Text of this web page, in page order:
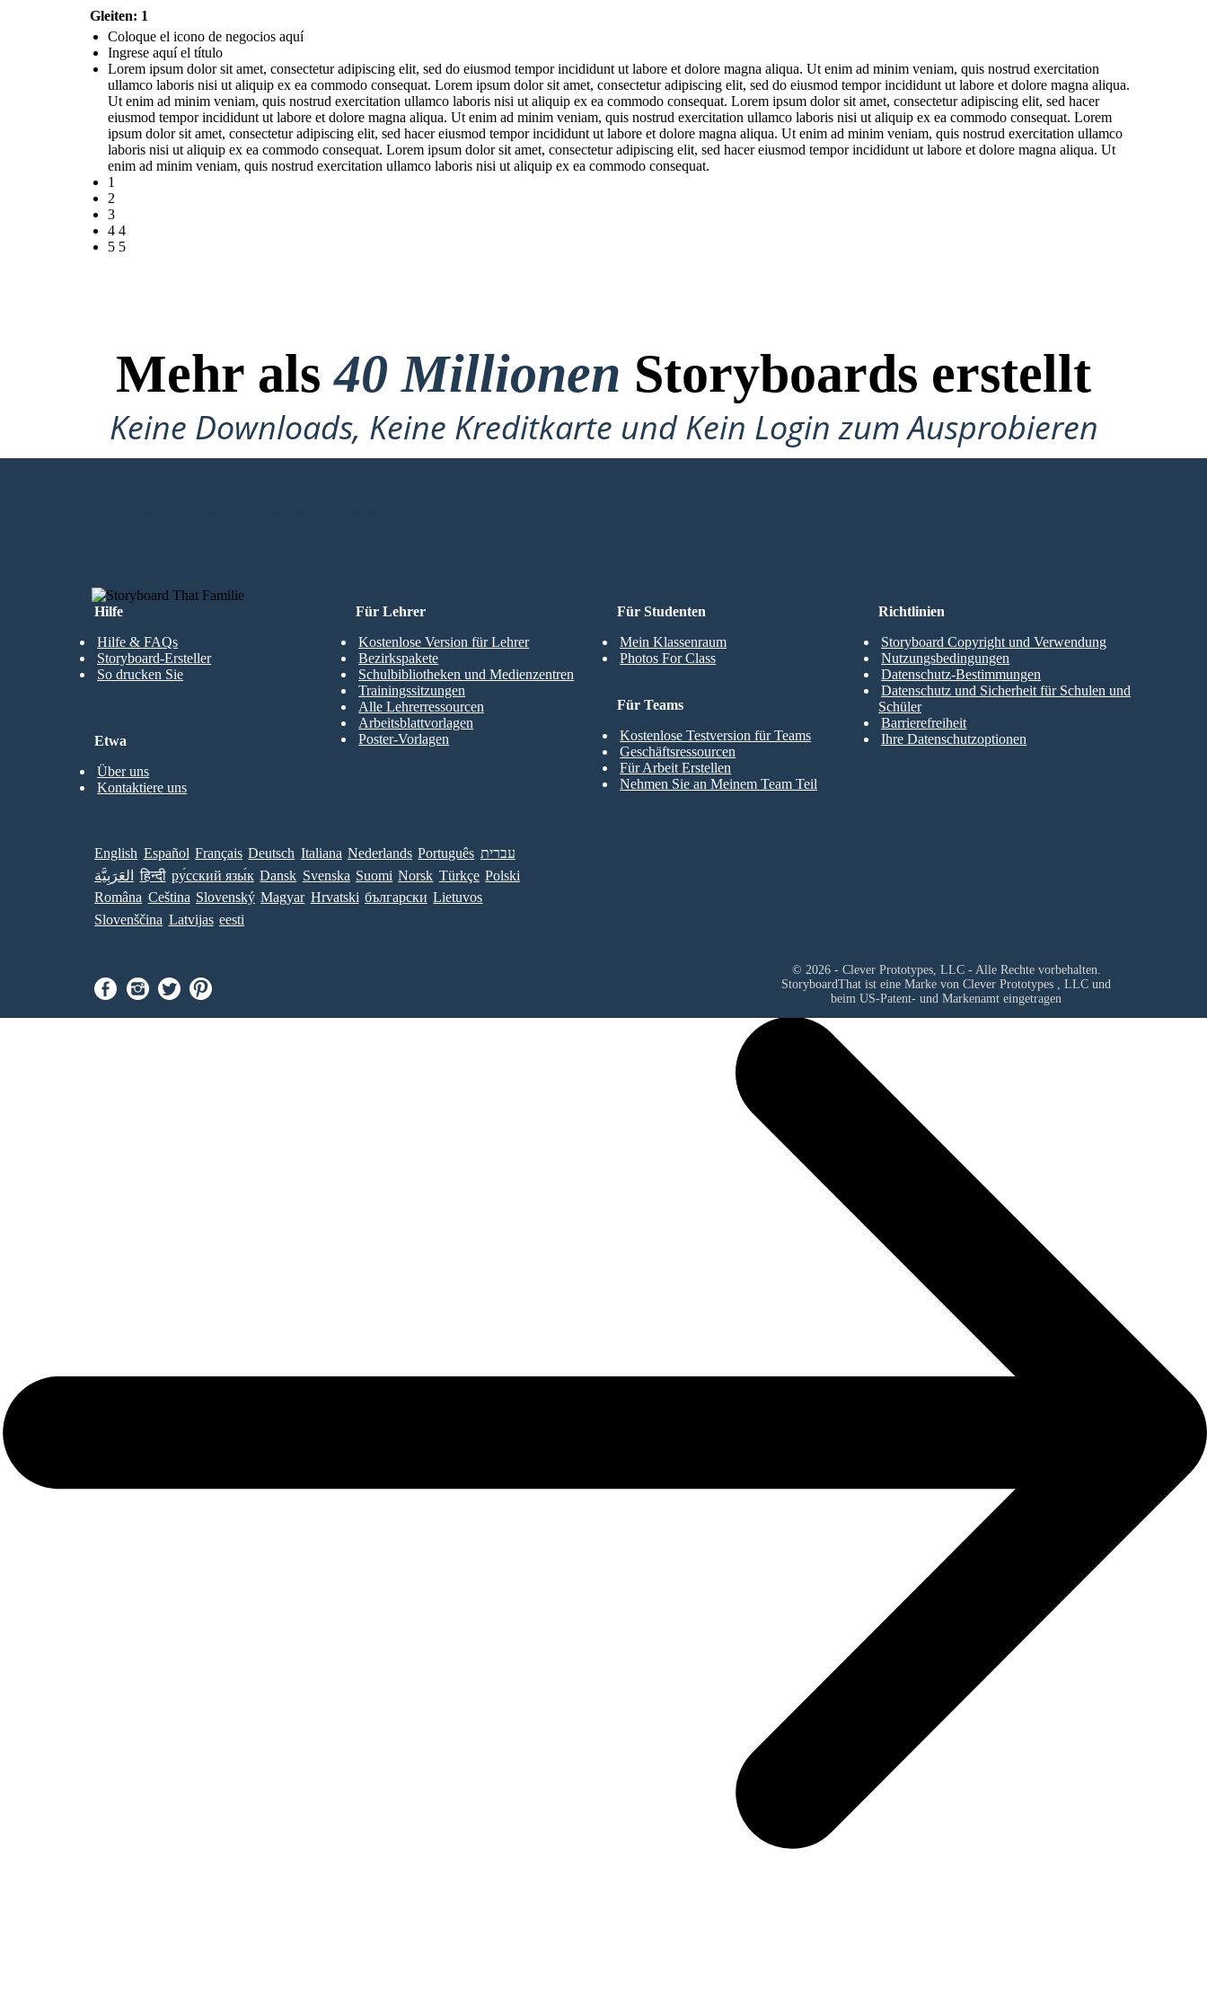
Gleiten: 1
Coloque el icono de negocios aquí
Ingrese aquí el título
Lorem ipsum dolor sit amet, consectetur adipiscing elit, sed do eiusmod tempor incididunt ut labore et dolore magna aliqua. Ut enim ad minim veniam, quis nostrud exercitation
ullamco laboris nisi ut aliquip ex ea commodo consequat. Lorem ipsum dolor sit amet, consectetur adipiscing elit, sed do eiusmod tempor incididunt ut labore et dolore magna aliqua.
Ut enim ad minim veniam, quis nostrud exercitation ullamco laboris nisi ut aliquip ex ea commodo consequat. Lorem ipsum dolor sit amet, consectetur adipiscing elit, sed hacer
eiusmod tempor incididunt ut labore et dolore magna aliqua. Ut enim ad minim veniam, quis nostrud exercitation ullamco laboris nisi ut aliquip ex ea commodo consequat. Lorem
ipsum dolor sit amet, consectetur adipiscing elit, sed hacer eiusmod tempor incididunt ut labore et dolore magna aliqua. Ut enim ad minim veniam, quis nostrud exercitation ullamco
laboris nisi ut aliquip ex ea commodo consequat. Lorem ipsum dolor sit amet, consectetur adipiscing elit, sed hacer eiusmod tempor incididunt ut labore et dolore magna aliqua. Ut
enim ad minim veniam, quis nostrud exercitation ullamco laboris nisi ut aliquip ex ea commodo consequat.
1
2
3
4 4
5 5
Mehr als40 Millionen Storyboards erstellt
Keine Downloads, Keine Kreditkarte und Kein Login zum Ausprobieren
Erforderlich!
Hilfe
Hilfe & FAQs
Storyboard-Ersteller
So drucken Sie
Für Studenten
Mein Klassenraum
Photos For Class
Für Lehrer
Kostenlose Version für Lehrer
Bezirkspakete
Schulbibliotheken und Medienzentren
Trainingssitzungen
Alle Lehrerressourcen
Arbeitsblattvorlagen
Poster-Vorlagen
Für Teams
Kostenlose Testversion für Teams
Geschäftsressourcen
Für Arbeit Erstellen
Nehmen Sie an Meinem Team Teil
Etwa
Über uns
Kontaktiere uns
Richtlinien
Storyboard Copyright und Verwendung
Nutzungsbedingungen
Datenschutz-Bestimmungen
Datenschutz und Sicherheit für Schulen und
Schüler
Barrierefreiheit
Ihre Datenschutzoptionen
English Español Français Deutsch Italiana Nederlands Português עברית
العَرَبِيَّة
हिन्दी ру́сский язы́к Dansk Svenska Suomi Norsk Türkçe Polski
Româna Ceština Slovenský Magyar Hrvatski български Lietuvos
Slovenščina Latvijas eesti
© 2026 - Clever Prototypes, LLC - Alle Rechte vorbehalten.
StoryboardThat ist eine Marke von Clever Prototypes , LLC und
beim US-Patent- und Markenamt eingetragen